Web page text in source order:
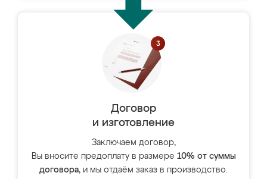
Договор
и изготовление
Заключаем договор,
Вы вносите предоплату в размере 10% от суммы
договора, и мы отдаём заказ в производство.